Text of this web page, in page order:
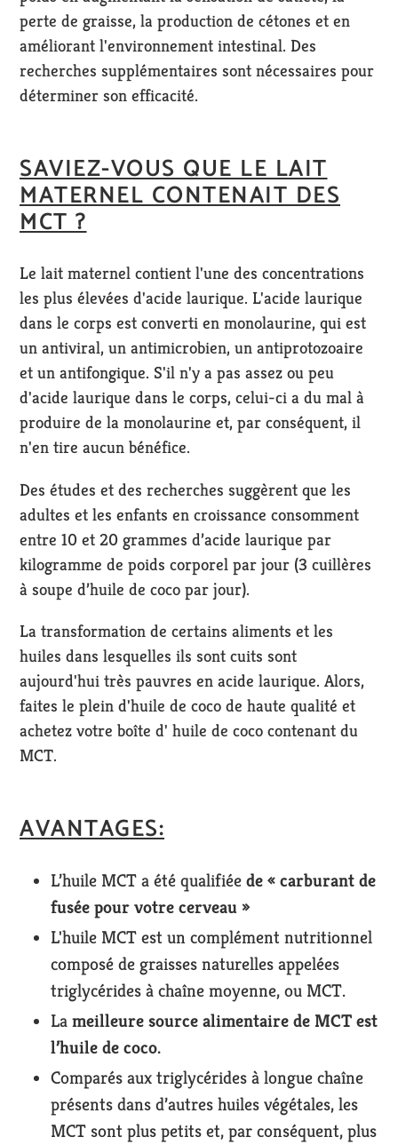
perte de graisse, la production de cétones et en
améliorant l'environnement intestinal. Des
recherches supplémentaires sont nécessaires pour
déterminer son efficacité.
SAVIEZ-VOUS QUE LE LAIT
MATERNEL CONTENAIT DES
MCT ?
Le lait maternel contient l'une des concentrations
les plus élevées d'acide laurique. L'acide laurique
dans le corps est converti en monolaurine, qui est
un antiviral, un antimicrobien, un antiprotozoaire
et un antifongique. S'il n'y a pas assez ou peu
d'acide laurique dans le corps, celui-ci a du mal à
produire de la monolaurine et, par conséquent, il
n'en tire aucun bénéfice.
Des études et des recherches suggèrent que les
adultes et les enfants en croissance consomment
entre 10 et 20 grammes d’acide laurique par
kilogramme de poids corporel par jour (3 cuillères
à soupe d’huile de coco par jour).
La transformation de certains aliments et les
huiles dans lesquelles ils sont cuits sont
aujourd'hui très pauvres en acide laurique. Alors,
faites le plein d'huile de coco de haute qualité et
achetez votre boîte d' huile de coco contenant du
MCT.
AVANTAGES:
L’huile MCT a été qualifiée de « carburant de
fusée pour votre cerveau »
L'huile MCT est un complément nutritionnel
composé de graisses naturelles appelées
triglycérides à chaîne moyenne, ou MCT.
La meilleure source alimentaire de MCT est
l’huile de coco.
Comparés aux triglycérides à longue chaîne
présents dans d’autres huiles végétales, les
MCT sont plus petits et, par conséquent, plus